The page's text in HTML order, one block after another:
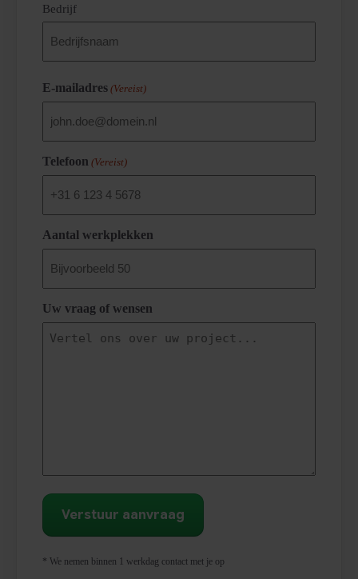
Bedrijf
E-mailadres (Vereist)
Telefoon (Vereist)
Aantal werkplekken
Uw vraag of wensen
* We nemen binnen 1 werkdag contact met je op